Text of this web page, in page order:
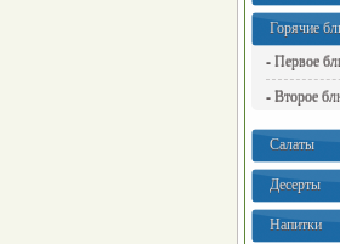
Горячие
- Первое
- Второе
Салаты
Десерты
Напитки